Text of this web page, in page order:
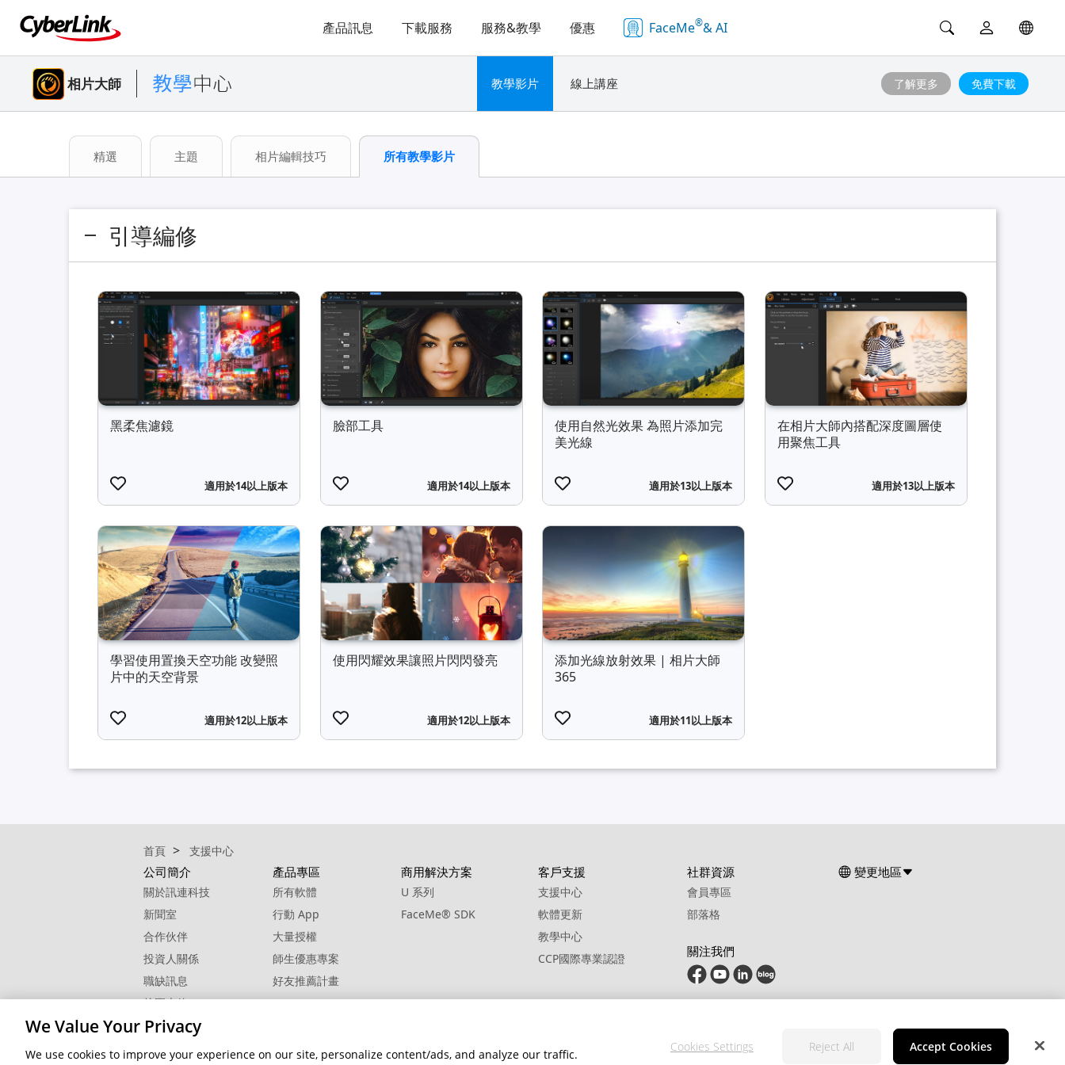
產品訊息 下載服務 服務&教學 優惠 FaceMe®& AI
相片大師 教學影片 線上講座 了解更多 免費下載
精選 主題 相片編輯技巧 所有教學影片
引導編修
黑柔焦濾鏡
適用於14以上版本
臉部工具
適用於14以上版本
使用自然光效果 為照片添加完
美光線
適用於13以上版本
在相片大師內搭配深度圖層使
用聚焦工具
適用於13以上版本
學習使用置換天空功能 改變照
片中的天空背景
適用於12以上版本
使用閃耀效果讓照片閃閃發亮
適用於12以上版本
添加光線放射效果 | 相片大師
365
適用於11以上版本
首頁 支援中心
公司簡介
關於訊連科技
新聞室
合作伙伴
投資人關係
職缺訊息
校園大使
聯絡我們
產品專區
所有軟體
行動 App
大量授權
師生優惠專案
好友推薦計畫
商用解決方案
U 系列
FaceMe® SDK
客戶支援
支援中心
軟體更新
教學中心
CCP國際專業認證
社群資源
會員專區
部落格
關注我們
變更地區
© 2026 訊連科技。保留所有權利。 隱私權政策 服務條款 Cookie 設定
We Value Your Privacy
We use cookies to improve your experience on our site, personalize content/ads, and analyze our traffic.
Cookies Settings Reject All Accept Cookies